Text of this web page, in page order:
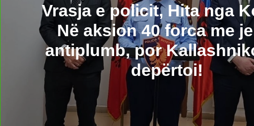
Vrasja e policit, Hita nga
Në aksion 40 forca me
antiplumb, por
depërtoi!